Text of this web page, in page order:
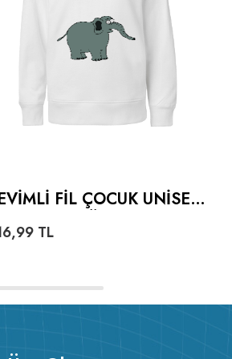
FIL ÇOCUK UNISEX
TL